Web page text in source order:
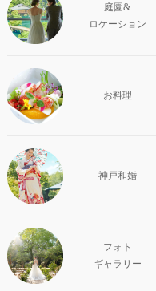
庭園&
ロケーション
お料理
神戸和婚
フォト
ギャラリー